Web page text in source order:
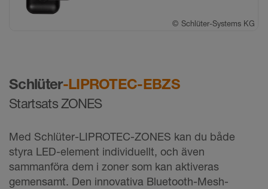
Schlüter-LIPROTEC-EBZS
Startsats ZONES
Med Schlüter-LIPROTEC-ZONES kan du både
styra LED-element individuellt, och även
sammanföra dem i zoner som kan aktiveras
gemensamt. Den innovativa Bluetooth-Mesh-
© Schlüter-Systems KG